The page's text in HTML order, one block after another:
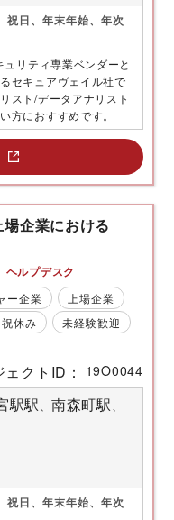
祝日、年末年始、年次
リティ専業ベンダーと
セキュアヴェイル社で
スト/データアナリスト
方におすすめです。
企業における
ヘルプデスク
ー企業
上場企業
休み
未経験歓迎
ェクトID 19O0044
駅駅
南森町駅
祝日、年末年始、年次